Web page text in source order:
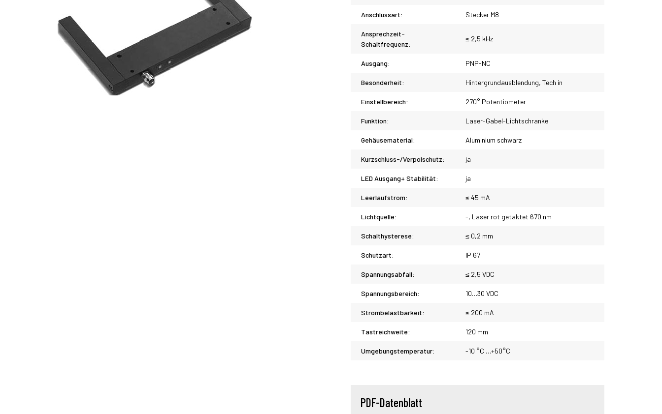
Anschlussart: Stecker M8
Ansprechzeit-
Schaltfrequenz:
≤ 2,5 kHz
Ausgang: PNP-NC
Besonderheit: Hintergrundausblendung, Tech in
Einstellbereich: 270° Potentiometer
Funktion: Laser-Gabel-Lichtschranke
Gehäusematerial: Aluminium schwarz
Kurzschluss-/Verpolschutz: ja
LED Ausgang+ Stabilität: ja
Leerlaufstrom: ≤ 45 mA
Lichtquelle: -, Laser rot getaktet 670 nm
Schalthysterese: ≤ 0,2 mm
Schutzart: IP 67
Spannungsabfall: ≤ 2,5 VDC
Spannungsbereich: 10…30 VDC
Strombelastbarkeit: ≤ 200 mA
Tastreichweite: 120 mm
Umgebungstemperatur: -10 °C …+50°C
PDF-Datenblatt